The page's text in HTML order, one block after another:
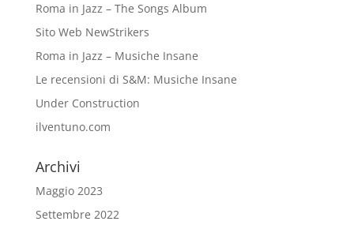
Roma in Jazz – The Songs Album
Sito Web NewStrikers
Roma in Jazz – Musiche Insane
Le recensioni di S&M: Musiche Insane
Under Construction
ilventuno.com
Archivi
Maggio 2023
Settembre 2022